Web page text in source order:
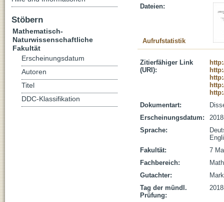
Dateien:
Aufrufstatistik
Zitierfähiger Link
(URI):
Dokumentart:
Erscheinungsdatum:
Sprache:
Fakultät:
7
Fachbereich:
Gutachter:
Tag der mündl.
Prüfung:
Stöbern
Mathematisch-
Naturwissenschaftliche
Fakultät
Erscheinungsdatum
Autoren
Titel
DDC-Klassifikation